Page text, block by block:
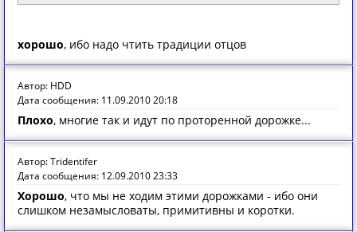
хорошо, ибо надо чтить традиции отцов
Автор: HDD
Дата сообщения: 11.09.2010 20:18
Плохо, многие так и идут по проторенной дорожке...
Автор: Tridentifer
Дата сообщения: 12.09.2010 23:33
Хорошо, что мы не ходим этими дорожками - ибо они
слишком незамысловаты, примитивны и коротки.